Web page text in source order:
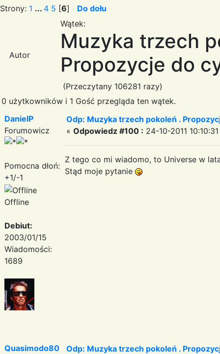
Strony: 1 ... 4 5 [6] Do dołu
Autor
Wątek:
Muzyka trzech
Propozycje do
(Przeczytany 106281 razy)
0 użytkowników i 1 Gość przegląda ten wątek.
DanielP
Forumowicz
Pomocna dłoń:
+1/-1
Offline
Debiut:
2003/01/15
Wiadomości:
1689
Odp: Muzyka trzech pokoleń .
« Odpowiedz #100 : 24-10-2011
Z tego co mi wiadomo, to Universe w
Stąd moje pytanie
Quasimodo80
Odp: Muzyka trzech pokoleń .